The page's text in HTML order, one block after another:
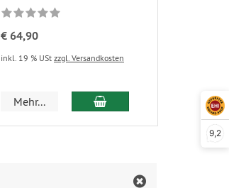
9,2
€ 64,90
inkl. 19 % USt zzgl. Versandkosten
Mehr... In den Warenkorb